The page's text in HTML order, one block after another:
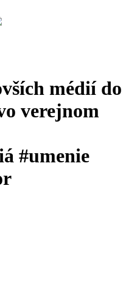
médií do
verejnom
#umenie